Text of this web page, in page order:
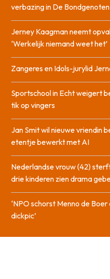
verbazing in De Bondgenoten
Jerney Kaagman neemt
‘Werkelijk niemand weet het’
Zangeres en Idols-jurylid
Sportschool in Echt weigert
tik op vingers
Jan Smit wil nieuwe vriendin
etentje bewerkt met AI
Nederlandse vrouw (42)
drie kinderen zien drama
‘NPO schorst Menno de
dickpic’